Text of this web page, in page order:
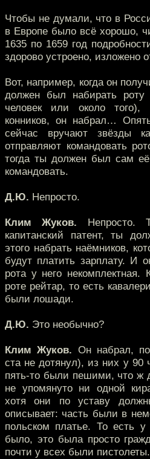
Чтобы не думали, что в
в Европе было всё хорошо,
1635 по 1659 год
здорово устроено, изложено
Вот, например, когда он
должен был набирать
человек или около
конников, он набрал…
сейчас вручают звёзды
отправляют командовать
тогда ты должен был сам
командовать.
Д.Ю. Непросто.
Клим Жуков. Непросто.
капитанский патент, ты
этого набрать наёмников,
будут платить зарплату. И
рота у него некомплектная.
роте рейтар, то есть
были лошади.
Д.Ю. Это необычно?
Клим Жуков. Он набрал,
ста не дотянул), из них у
пять-то были пешими, что ж
не упомянуто ни одной
хотя они по уставу
описывает: часть были в
польском платье. То есть
было, это была просто
почти у всех были